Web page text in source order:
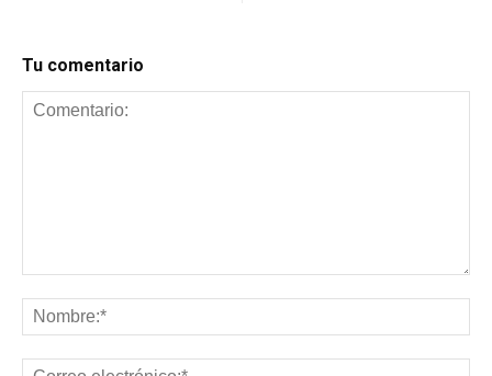
Tu comentario